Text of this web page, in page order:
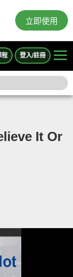
立即使用
程 登入/註冊
It Or